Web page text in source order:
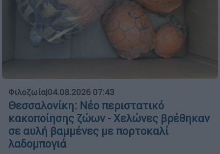
Φιλοζωία|04.08.2026 07:43
Θεσσαλονίκη: Νέο περιστατικό
κακοποίησης ζώων - Χελώνες βρέθηκαν
σε αυλή βαμμένες με πορτοκαλί
λαδομπογιά